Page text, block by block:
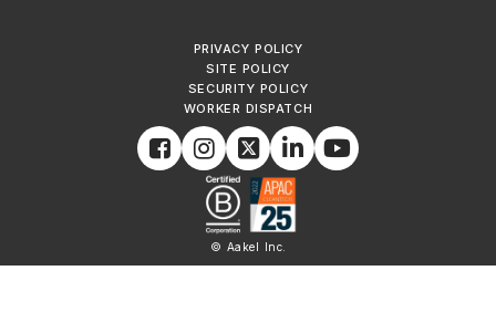
PRIVACY POLICY
SITE POLICY
SECURITY POLICY
WORKER DISPATCH
© Aakel Inc.